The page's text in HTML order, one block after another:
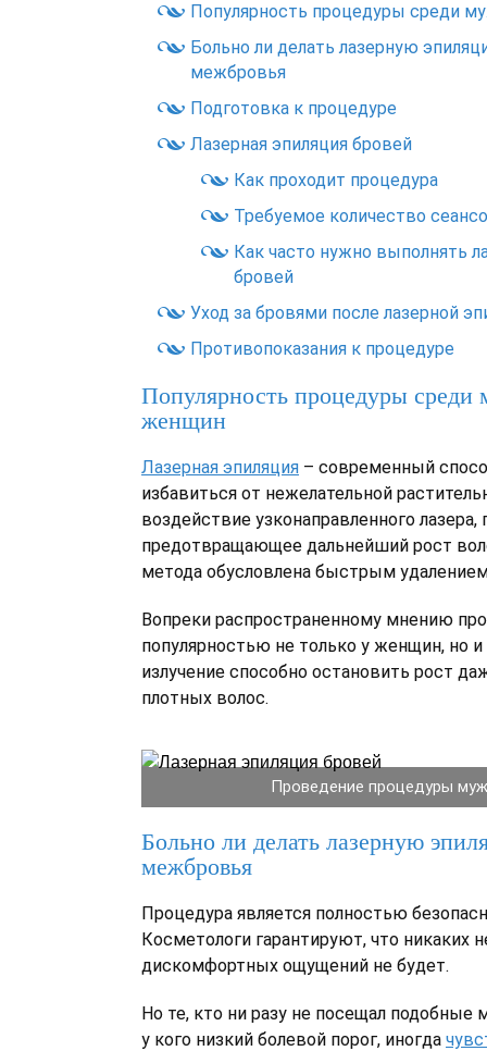
Популярность процедуры среди
Больно ли делать лазерную
межбровья
Подготовка к процедуре
Лазерная эпиляция бровей
Как проходит процедура
Требуемое количество
Как часто нужно выполнять
бровей
Уход за бровями после лазерной
Противопоказания к процедуре
Популярность процедуры среди
женщин
Лазерная эпиляция – современный
избавиться от нежелательной
воздействие узконаправленного
предотвращающее дальнейший рост
метода обусловлена быстрым
Вопреки распространенному мнению
популярностью не только у женщин, но
излучение способно остановить рост
плотных волос.
Проведение процедуры
Больно ли делать лазерную
межбровья
Процедура является полностью
Косметологи гарантируют, что никаких
дискомфортных ощущений не будет.
Но те, кто ни разу не посещал подобные
у кого низкий болевой порог, иногда